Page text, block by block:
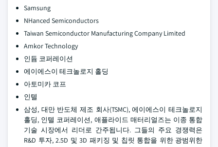
Samsung
NHanced Semiconductors
Taiwan Semiconductor Manufacturing Company Limited
Amkor Technology
인듐 코퍼레이션
에이에스이 테크놀로지 홀딩
아토미카 코프
인텔
삼성, 대만 반도체 제조 회사(TSMC), 에이에스이 테크놀로지
홀딩, 인텔 코퍼레이션, 애플라이드 매터리얼즈는 이종 통합
기술 시장에서 리더로 간주됩니다. 그들의 주요 경쟁력은
R&D 투자, 2.5D 및 3D 패키징 및 칩릿 통합을 위한 광범위한